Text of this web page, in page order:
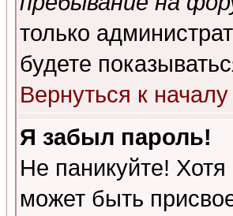
только
будете
Вернуться к началу
Я забыл пароль!
Не паникуйте!
может быть